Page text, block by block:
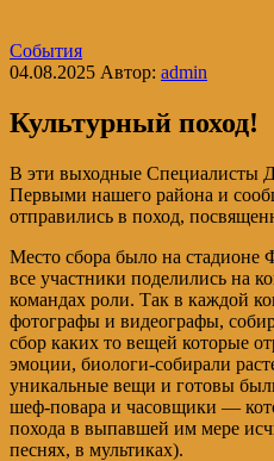
События
04.08.2025 Автор: admin
Культурный поход!
В эти выходные Специалисты
Первыми нашего района и
отправились в поход,
Место сбора было на
все участники поделились на
командах роли. Так в каждой
фотографы и видеографы,
сбор каких то вещей которые
эмоции, биологи-собирали
уникальные вещи и готовы
шеф-повара и часовщики —
похода в выпавшей им мере
песнях, в мультиках).